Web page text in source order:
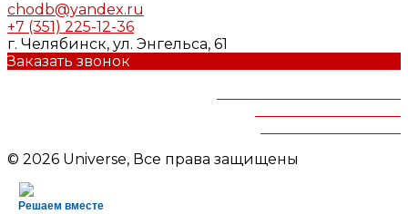
chodb@yandex.ru
+7 (351) 225-12-36
г. Челябинск, ул. Энгельса, 61
Заказать звонок
© 2026 Universe, Все права защищены
Решаем вместе